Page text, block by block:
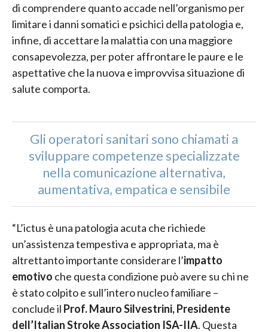
di comprendere quanto accade nell’organismo per
limitare i danni somatici e psichici della patologia e,
infine, di accettare la malattia con una maggiore
consapevolezza, per poter affrontare le paure e le
aspettative che la nuova e improvvisa situazione di
salute comporta.
Gli operatori sanitari sono chiamati a
sviluppare competenze specializzate
nella comunicazione alternativa,
aumentativa, empatica e sensibile
“L’ictus è una patologia acuta che richiede
un’assistenza tempestiva e appropriata, ma è
altrettanto importante considerare l’impatto
emotivo che questa condizione può avere su chi ne
è stato colpito e sull’intero nucleo familiare –
conclude il Prof. Mauro Silvestrini, Presidente
dell’Italian Stroke Association ISA-IIA. Questa